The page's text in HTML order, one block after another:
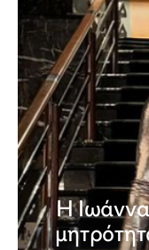
Η Ιωάννα